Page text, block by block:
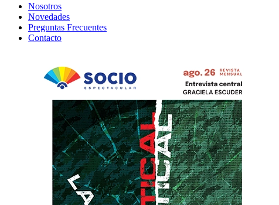
Nosotros
Novedades
Preguntas Frecuentes
Contacto